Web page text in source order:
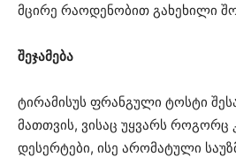
მცირე რაოდენობით გახეხილი
შეჯამება
ტირამისუს ფრანგული ტოსტი
მათთვის, ვისაც უყვარს როგორც
დესერტები, ისე არომატული